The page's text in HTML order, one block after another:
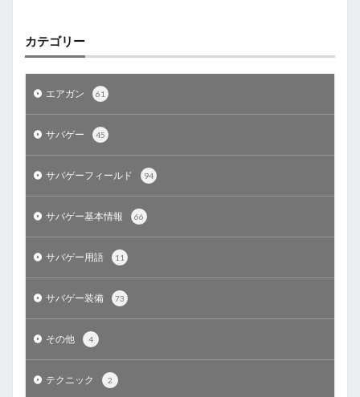
カテゴリー
エアガン 61
サバゲー 45
サバゲーフィールド 94
サバゲー基本情報 66
サバゲー用語 11
サバゲー装備 73
その他 4
テクニック 2